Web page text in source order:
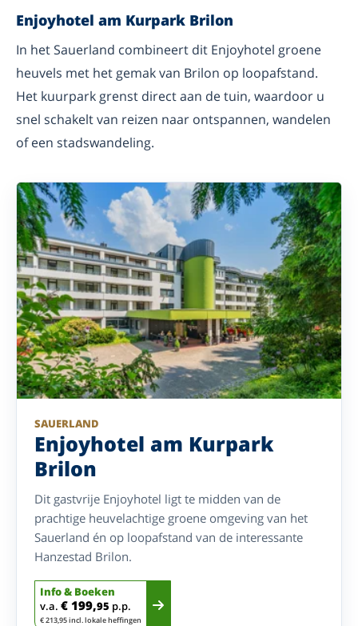
Enjoyhotel am Kurpark Brilon
In het Sauerland combineert dit Enjoyhotel groene
heuvels met het gemak van Brilon op loopafstand.
Het kuurpark grenst direct aan de tuin, waardoor u
snel schakelt van reizen naar ontspannen, wandelen
of een stadswandeling.
SAUERLAND
Enjoyhotel am Kurpark
Brilon
Dit gastvrije Enjoyhotel ligt te midden van de
prachtige heuvelachtige groene omgeving van het
Sauerland én op loopafstand van de interessante
Hanzestad Brilon.
Info & Boeken
v.a. € 199,95 p.p.
€ 213,95 incl. lokale heffingen